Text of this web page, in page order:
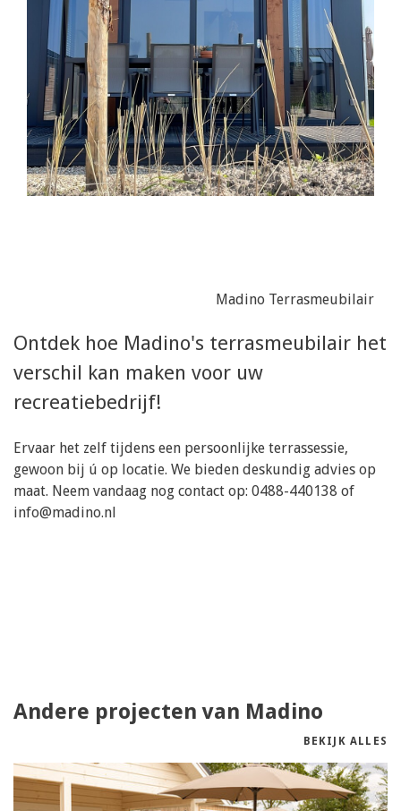
Madino Terrasmeubilair
Ontdek hoe Madino's terrasmeubilair het
verschil kan maken voor uw
recreatiebedrijf!
Ervaar het zelf tijdens een persoonlijke terrassessie,
gewoon bij ú op locatie. We bieden deskundig advies op
maat. Neem vandaag nog contact op: 0488-440138 of
info@madino.nl
Andere projecten van Madino
BEKIJK ALLES